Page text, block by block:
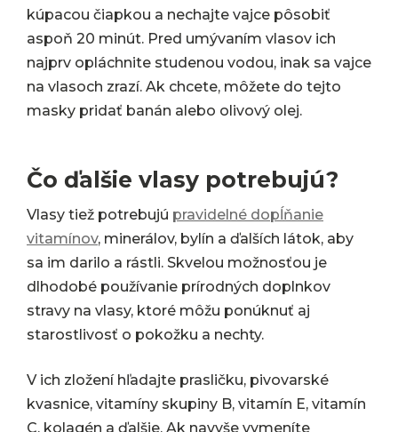
kúpacou čiapkou a nechajte vajce pôsobiť
aspoň 20 minút. Pred umývaním vlasov ich
najprv opláchnite studenou vodou, inak sa vajce
na vlasoch zrazí. Ak chcete, môžete do tejto
masky pridať banán alebo olivový olej.
Čo ďalšie vlasy potrebujú?
Vlasy tiež potrebujú pravidelné dopĺňanie
vitamínov, minerálov, bylín a ďalších látok, aby
sa im darilo a rástli. Skvelou možnosťou je
dlhodobé používanie prírodných doplnkov
stravy na vlasy, ktoré môžu ponúknuť aj
starostlivosť o pokožku a nechty.
V ich zložení hľadajte prasličku, pivovarské
kvasnice, vitamíny skupiny B, vitamín E, vitamín
C, kolagén a ďalšie. Ak navyše vymeníte